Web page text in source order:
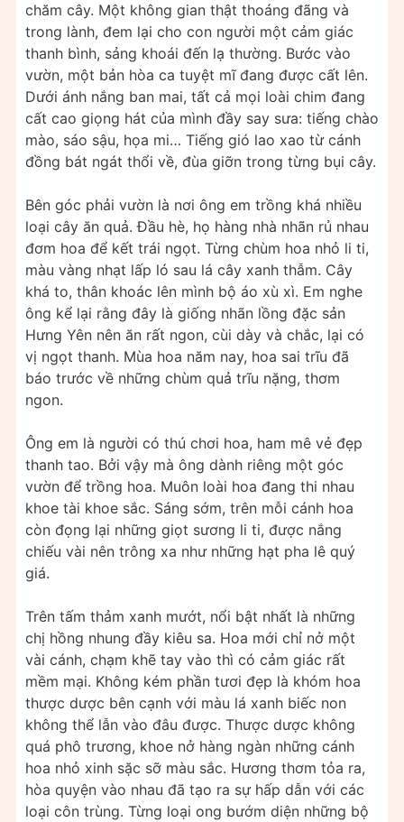
chăm cây. Một không gian thật thoáng đãng và
trong lành, đem lại cho con người một cảm giác
thanh bình, sảng khoái đến lạ thường. Bước vào
vườn, một bản hòa ca tuyệt mĩ đang được cất lên.
Dưới ánh nắng ban mai, tất cả mọi loài chim đang
cất cao giọng hát của mình đầy say sưa: tiếng chào
mào, sáo sậu, họa mi… Tiếng gió lao xao từ cánh
đồng bát ngát thổi về, đùa giỡn trong từng bụi cây.
Bên góc phải vườn là nơi ông em trồng khá nhiều
loại cây ăn quả. Đầu hè, họ hàng nhà nhãn rủ nhau
đơm hoa để kết trái ngọt. Từng chùm hoa nhỏ li ti,
màu vàng nhạt lấp ló sau lá cây xanh thẫm. Cây
khá to, thân khoác lên mình bộ áo xù xì. Em nghe
ông kể lại rằng đây là giống nhãn lồng đặc sản
Hưng Yên nên ăn rất ngon, cùi dày và chắc, lại có
vị ngọt thanh. Mùa hoa năm nay, hoa sai trĩu đã
báo trước về những chùm quả trĩu nặng, thơm
ngon.
Ông em là người có thú chơi hoa, ham mê vẻ đẹp
thanh tao. Bởi vậy mà ông dành riêng một góc
vườn để trồng hoa. Muôn loài hoa đang thi nhau
khoe tài khoe sắc. Sáng sớm, trên mỗi cánh hoa
còn đọng lại những giọt sương li ti, được nắng
chiếu vài nên trông xa như những hạt pha lê quý
giá.
Trên tấm thảm xanh mướt, nổi bật nhất là những
chị hồng nhung đầy kiêu sa. Hoa mới chỉ nở một
vài cánh, chạm khẽ tay vào thì có cảm giác rất
mềm mại. Không kém phần tươi đẹp là khóm hoa
thược dược bên cạnh với màu lá xanh biếc non
không thể lẫn vào đâu được. Thược dược không
quá phô trương, khoe nở hàng ngàn những cánh
hoa nhỏ xinh sặc sỡ màu sắc. Hương thơm tỏa ra,
hòa quyện vào nhau đã tạo ra sự hấp dẫn với các
loại côn trùng. Từng loại ong bướm diện những bộ